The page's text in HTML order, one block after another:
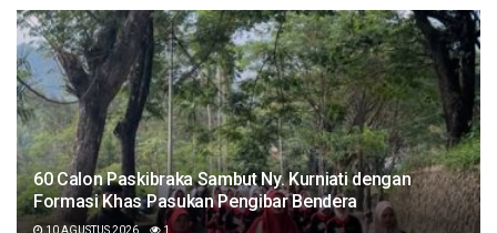
60 Calon Paskibraka Sambut Ny. Kurniati dengan
Formasi Khas Pasukan Pengibar Bendera
10 AGUSTUS 2026 1